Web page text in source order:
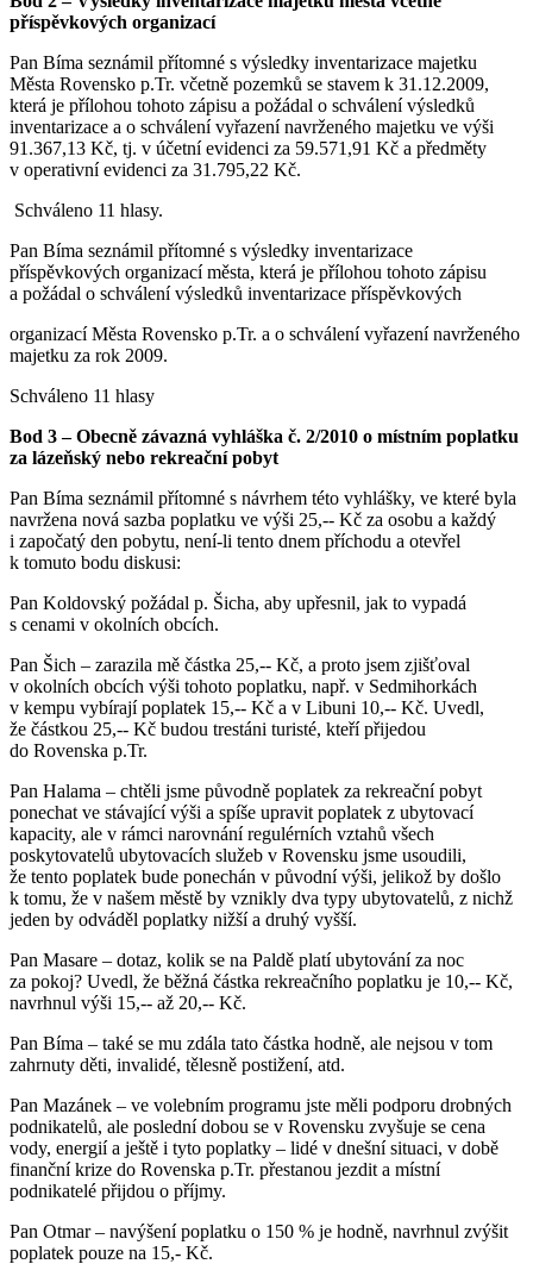
příspěvkových organizací
Pan Bíma seznámil přítomné s výsledky inventarizace majetku
Města Rovensko p.Tr. včetně pozemků se stavem k 31.12.2009,
která je přílohou tohoto zápisu a požádal o schválení výsledků
inventarizace a o schválení vyřazení navrženého majetku ve výši
91.367,13 Kč, tj. v účetní evidenci za 59.571,91 Kč a předměty
v operativní evidenci za 31.795,22 Kč.
Schváleno 11 hlasy.
Pan Bíma seznámil přítomné s výsledky inventarizace
příspěvkových organizací města, která je přílohou tohoto zápisu
a požádal o schválení výsledků inventarizace příspěvkových
organizací Města Rovensko p.Tr. a o schválení vyřazení navrženého
majetku za rok 2009.
Schváleno 11 hlasy
Bod 3 – Obecně závazná vyhláška č. 2/2010 o místním poplatku
za lázeňský nebo rekreační pobyt
Pan Bíma seznámil přítomné s návrhem této vyhlášky, ve které byla
navržena nová sazba poplatku ve výši 25,-- Kč za osobu a každý
i započatý den pobytu, není-li tento dnem příchodu a otevřel
k tomuto bodu diskusi:
Pan Koldovský požádal p. Šicha, aby upřesnil, jak to vypadá
s cenami v okolních obcích.
Pan Šich – zarazila mě částka 25,-- Kč, a proto jsem zjišťoval
v okolních obcích výši tohoto poplatku, např. v Sedmihorkách
v kempu vybírají poplatek 15,-- Kč a v Libuni 10,-- Kč. Uvedl,
že částkou 25,-- Kč budou trestáni turisté, kteří přijedou
do Rovenska p.Tr.
Pan Halama – chtěli jsme původně poplatek za rekreační pobyt
ponechat ve stávající výši a spíše upravit poplatek z ubytovací
kapacity, ale v rámci narovnání regulérních vztahů všech
poskytovatelů ubytovacích služeb v Rovensku jsme usoudili,
že tento poplatek bude ponechán v původní výši, jelikož by došlo
k tomu, že v našem městě by vznikly dva typy ubytovatelů, z nichž
jeden by odváděl poplatky nižší a druhý vyšší.
Pan Masare – dotaz, kolik se na Paldě platí ubytování za noc
za pokoj? Uvedl, že běžná částka rekreačního poplatku je 10,-- Kč,
navrhnul výši 15,-- až 20,-- Kč.
Pan Bíma – také se mu zdála tato částka hodně, ale nejsou v tom
zahrnuty děti, invalidé, tělesně postižení, atd.
Pan Mazánek – ve volebním programu jste měli podporu drobných
podnikatelů, ale poslední dobou se v Rovensku zvyšuje se cena
vody, energií a ještě i tyto poplatky – lidé v dnešní situaci, v době
finanční krize do Rovenska p.Tr. přestanou jezdit a místní
podnikatelé přijdou o příjmy.
Pan Otmar – navýšení poplatku o 150 % je hodně, navrhnul zvýšit
poplatek pouze na 15,- Kč.